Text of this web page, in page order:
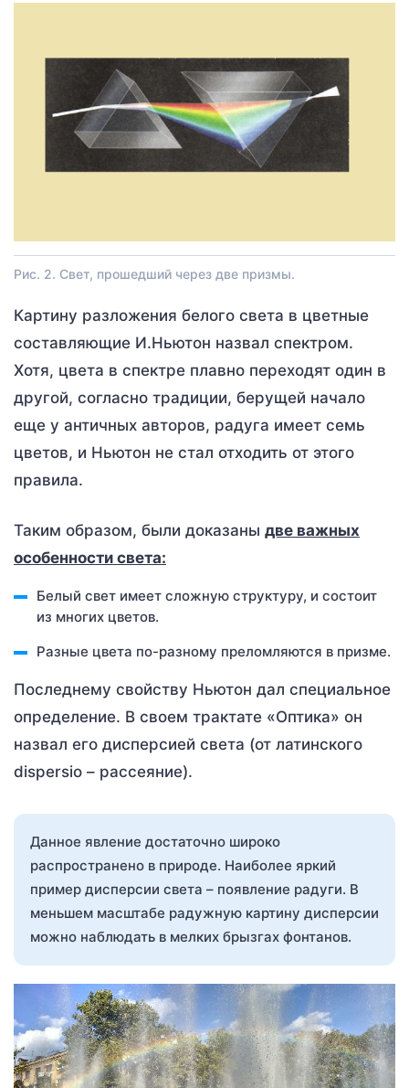
Рис. 2. Свет, прошедший через две призмы.
Картину разложения белого света в цветные
составляющие И.Ньютон назвал спектром.
Хотя, цвета в спектре плавно переходят один в
другой, согласно традиции, берущей начало
еще у античных авторов, радуга имеет семь
цветов, и Ньютон не стал отходить от этого
правила.
Таким образом, были доказаны две важных
особенности света:
Белый свет имеет сложную структуру, и состоит
из многих цветов.
Разные цвета по-разному преломляются в призме.
Последнему свойству Ньютон дал специальное
определение. В своем трактате «Оптика» он
назвал его дисперсией света (от латинского
dispersio – рассеяние).
Данное явление достаточно широко
распространено в природе. Наиболее яркий
пример дисперсии света – появление радуги. В
меньшем масштабе радужную картину дисперсии
можно наблюдать в мелких брызгах фонтанов.